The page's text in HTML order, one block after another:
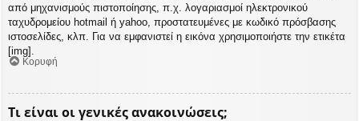
από μηχανισμούς πιστοποίησης, π.χ. λογαριασμοί ηλεκτρονικού
ταχυδρομείου hotmail ή yahoo, προστατευμένες με κωδικό πρόσβασης
ιστοσελίδες, κλπ. Για να εμφανιστεί η εικόνα χρησιμοποιήστε την ετικέτα
[img].
Κορυφή
Τι είναι οι γενικές ανακοινώσεις;